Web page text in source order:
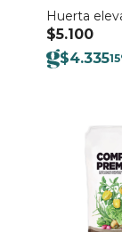
Huerta
$5.100
$4.335